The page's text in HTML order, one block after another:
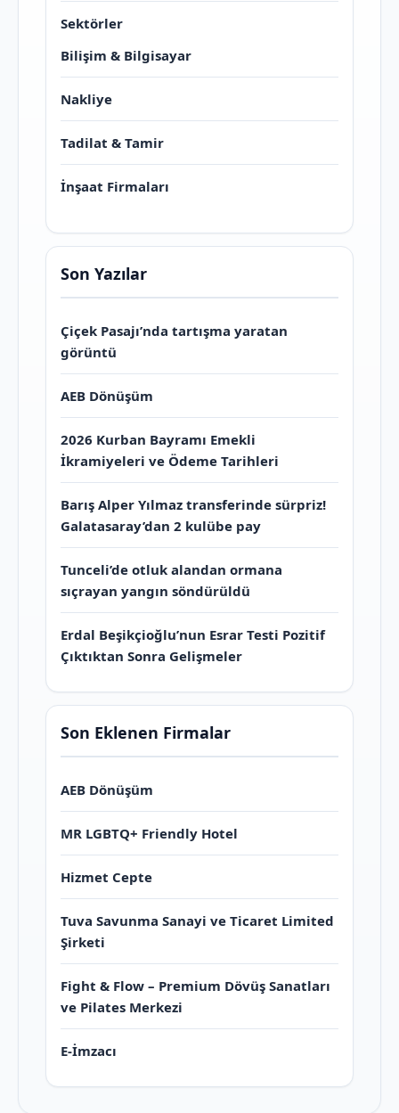
Sektörler
Bilişim & Bilgisayar
Nakliye
Tadilat & Tamir
İnşaat Firmaları
Son Yazılar
Çiçek Pasajı’nda tartışma yaratan
görüntü
AEB Dönüşüm
2026 Kurban Bayramı Emekli
İkramiyeleri ve Ödeme Tarihleri
Barış Alper Yılmaz transferinde sürpriz!
Galatasaray’dan 2 kulübe pay
Tunceli’de otluk alandan ormana
sıçrayan yangın söndürüldü
Erdal Beşikçioğlu’nun Esrar Testi Pozitif
Çıktıktan Sonra Gelişmeler
Son Eklenen Firmalar
AEB Dönüşüm
MR LGBTQ+ Friendly Hotel
Hizmet Cepte
Tuva Savunma Sanayi ve Ticaret Limited
Şirketi
Fight & Flow – Premium Dövüş Sanatları
ve Pilates Merkezi
E-İmzacı